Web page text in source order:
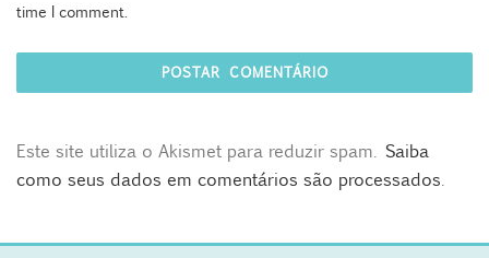
time I comment.
Este site utiliza o Akismet para reduzir spam. Saiba
como seus dados em comentários são processados.